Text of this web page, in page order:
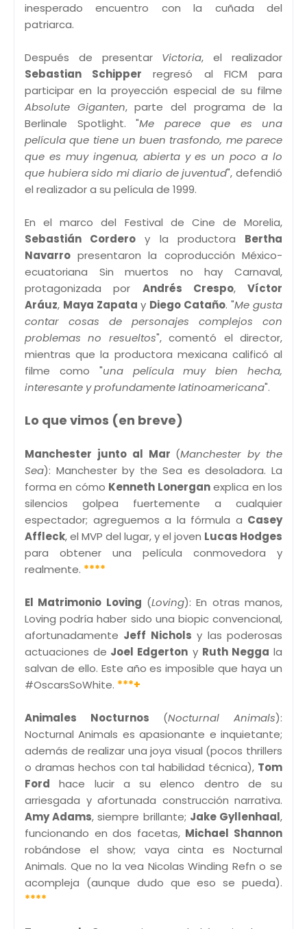
inesperado encuentro con la cuñada del
patriarca.
Después de presentar Victoria, el realizador
Sebastian Schipper regresó al FICM para
participar en la proyección especial de su filme
Absolute Giganten, parte del programa de la
Berlinale Spotlight. "Me parece que es una
película que tiene un buen trasfondo, me parece
que es muy ingenua, abierta y es un poco a lo
que hubiera sido mi diario de juventud", defendió
el realizador a su película de 1999.
En el marco del Festival de Cine de Morelia,
Sebastián Cordero y la productora Bertha
Navarro presentaron la coproducción México-
ecuatoriana Sin muertos no hay Carnaval,
protagonizada por Andrés Crespo, Víctor
Aráuz, Maya Zapatay Diego Cataño. "Me gusta
contar cosas de personajes complejos con
problemas no resueltos", comentó el director,
mientras que la productora mexicana calificó al
filme como "una película muy bien hecha,
interesante y profundamente latinoamericana".
Lo que vimos (en breve)
Manchester junto al Mar (Manchester by the
Sea): Manchester by the Sea es desoladora. La
forma en cómo Kenneth Lonerganexplica en los
silencios golpea fuertemente a cualquier
espectador; agreguemos a la fórmula a Casey
Affleck, el MVP del lugar, y el joven Lucas Hodges
para obtener una película conmovedora y
realmente. ****
El Matrimonio Loving (Loving): En otras manos,
Loving podría haber sido una biopic convencional,
afortunadamente Jeff Nichols y las poderosas
actuaciones de Joel Edgerton y Ruth Negga la
salvan de ello. Este año es imposible que haya un
#OscarsSoWhite. ***+
Animales Nocturnos (Nocturnal Animals):
Nocturnal Animals es apasionante e inquietante;
además de realizar una joya visual (pocos thrillers
o dramas hechos con tal habilidad técnica), Tom
Ford hace lucir a su elenco dentro de su
arriesgada y afortunada construcción narrativa.
Amy Adams, siempre brillante; Jake Gyllenhaal,
funcionando en dos facetas, Michael Shannon
robándose el show; vaya cinta es Nocturnal
Animals. Que no la vea Nicolas Winding Refn o se
acompleja (aunque dudo que eso se pueda).
****